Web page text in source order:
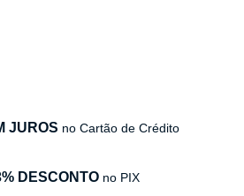
JUROS no Cartão de Crédito
DESCONTO no PIX